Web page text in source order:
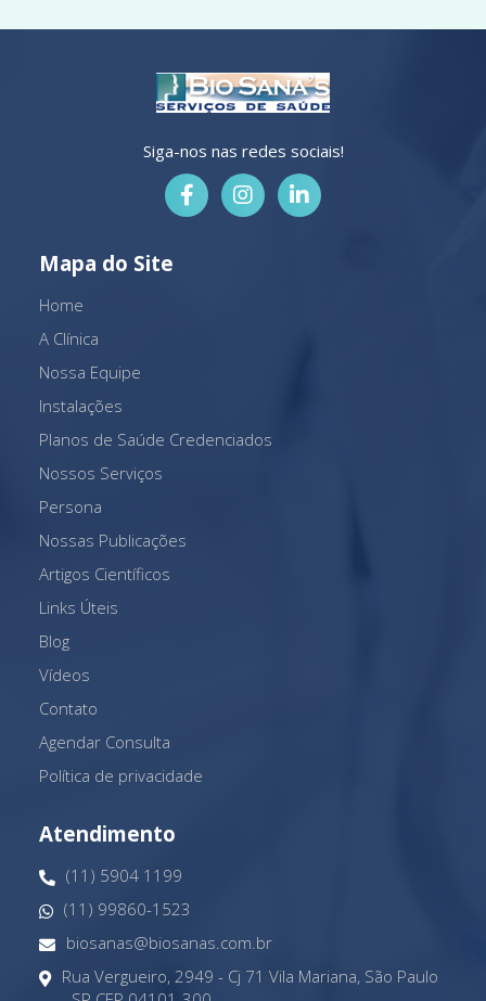
Siga-nos nas redes sociais!
Mapa do Site
Home
A Clínica
Nossa Equipe
Instalações
Planos de Saúde Credenciados
Nossos Serviços
Persona
Nossas Publicações
Artigos Científicos
Links Úteis
Blog
Vídeos
Contato
Agendar Consulta
Política de privacidade
Atendimento
(11) 5904 1199
(11) 99860-1523
biosanas@biosanas.com.br
Rua Vergueiro, 2949 - Cj 71 Vila Mariana, São Paulo